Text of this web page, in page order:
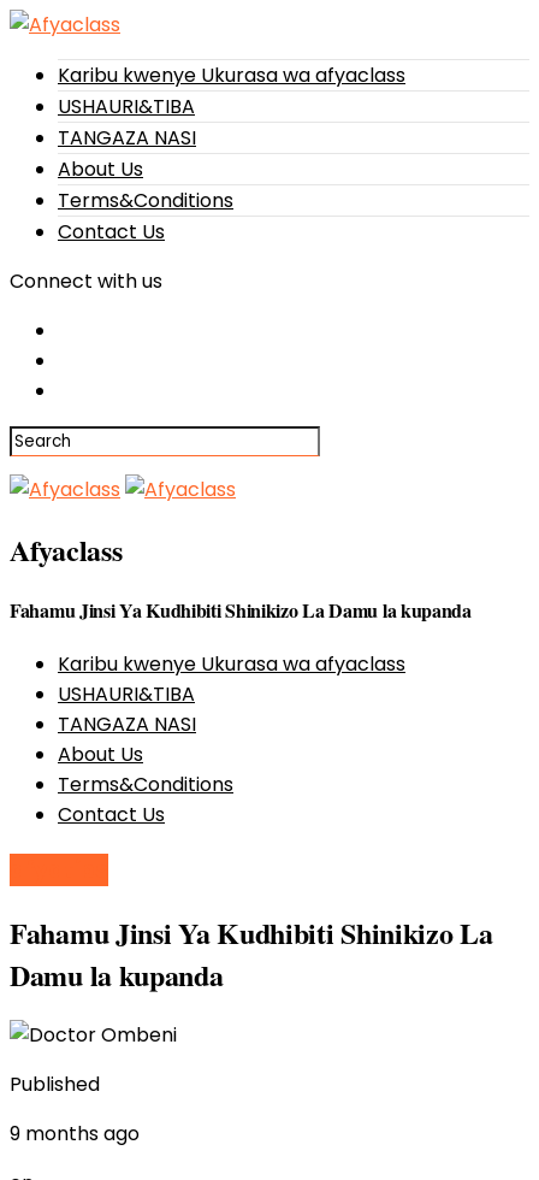
Karibu kwenye Ukurasa wa afyaclass
USHAURI&TIBA
TANGAZA NASI
About Us
Terms&Conditions
Contact Us
Connect with us
Afyaclass
Fahamu Jinsi Ya Kudhibiti Shinikizo La Damu la kupanda
Karibu kwenye Ukurasa wa afyaclass
USHAURI&TIBA
TANGAZA NASI
About Us
Terms&Conditions
Contact Us
Fahamu Jinsi Ya Kudhibiti Shinikizo La
Damu la kupanda
Published
9 months ago